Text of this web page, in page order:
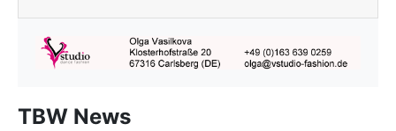
TBW News